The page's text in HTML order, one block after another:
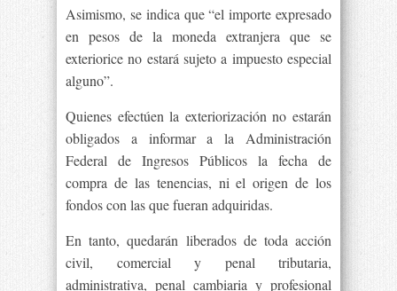
Asimismo, se indica que “el importe expresado
en pesos de la moneda extranjera que se
exteriorice no estará sujeto a impuesto especial
alguno”.
Quienes efectúen la exteriorización no estarán
obligados a informar a la Administración
Federal de Ingresos Públicos la fecha de
compra de las tenencias, ni el origen de los
fondos con las que fueran adquiridas.
En tanto, quedarán liberados de toda acción
civil, comercial y penal tributaria,
administrativa, penal cambiaria y profesional